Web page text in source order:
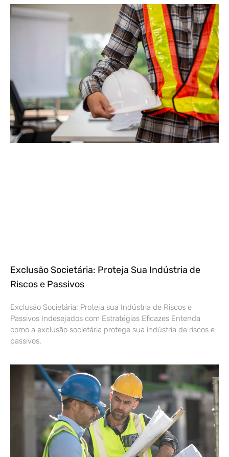
Exclusão Societária: Proteja Sua Indústria de
Riscos e Passivos
Exclusão Societária: Proteja sua Indústria de Riscos e
Passivos Indesejados com Estratégias Eficazes Entenda
como a exclusão societária protege sua indústria de riscos e
passivos,